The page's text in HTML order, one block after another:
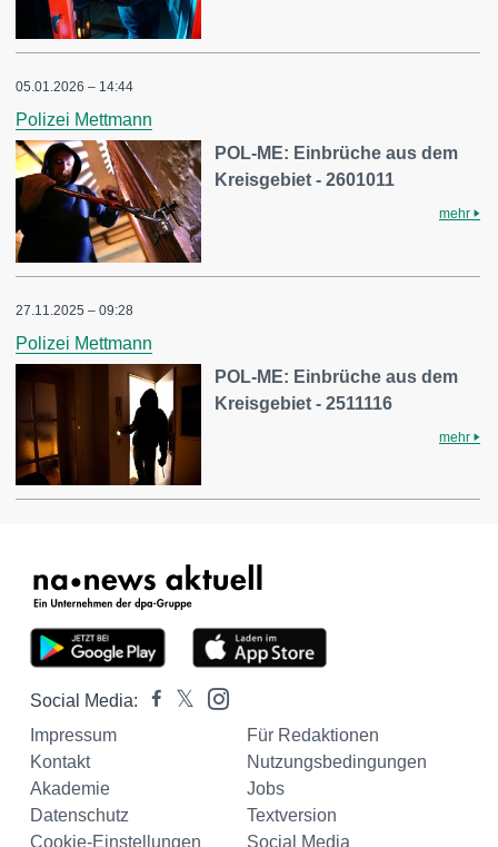
05.01.2026 – 14:44
Polizei Mettmann
POL-ME: Einbrüche aus dem
Kreisgebiet - 2601011
mehr
27.11.2025 – 09:28
Polizei Mettmann
POL-ME: Einbrüche aus dem
Kreisgebiet - 2511116
mehr
Social Media:
Impressum
Für Redaktionen
Kontakt
Nutzungsbedingungen
Akademie
Jobs
Datenschutz
Textversion
Cookie-Einstellungen
Social Media